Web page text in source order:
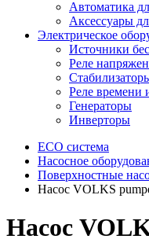
Автоматика
Аксессуары
Электрическое
Источники
Реле
Реле времени
Генераторы
Инверторы
ECO система
Насосное
Поверхностные
Насос VOLKS
Насос